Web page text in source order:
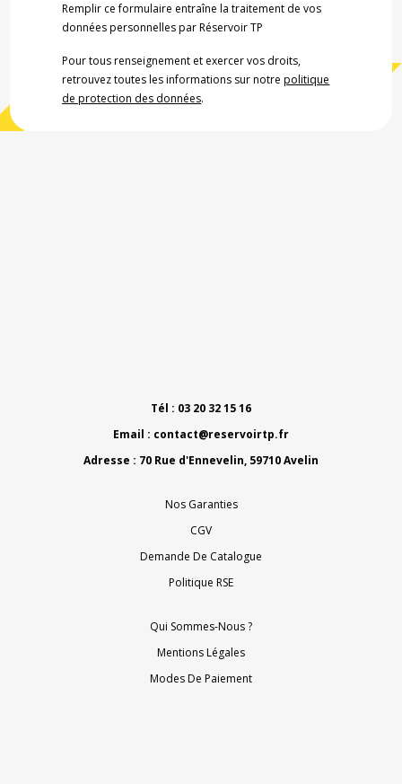
Remplir ce formulaire entraîne la traitement de vos
données personnelles par Réservoir TP
Pour tous renseignement et exercer vos droits,
retrouvez toutes les informations sur notrepolitique
de protection des données.
Tél : 03 20 32 15 16
Email : contact@reservoirtp.fr
Adresse : 70 Rue d'Ennevelin, 59710 Avelin
Nos Garanties
CGV
Demande De Catalogue
Politique RSE
Qui Sommes-Nous ?
Mentions Légales
Modes De Paiement